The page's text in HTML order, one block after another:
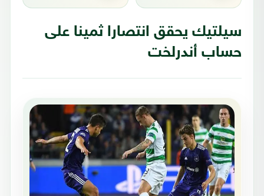
سيلتيك يحقق انتصارا ثمينا على
حساب أندرلخت